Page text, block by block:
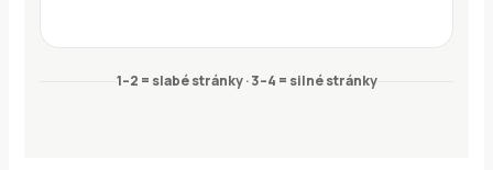
1–2 = slabé stránky · 3–4 = silné stránky